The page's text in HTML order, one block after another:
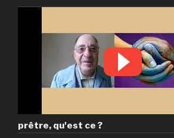
prêtre, qu'est ce ?